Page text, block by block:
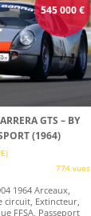
545 000€
GTS – BY
(1964)
774 vues
1964 Arceaux,
circuit, Extincteur,
FFSA, Passeport